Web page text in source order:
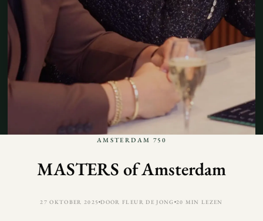
AMSTERDAM 750
MASTERS of Amsterdam
27 OKTOBER 2025 DOOR FLEUR DE JONG 20 MIN LEZEN